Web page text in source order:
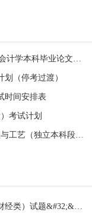
[广东]2022下半年深大自考行政管理、会计学本科毕业论文辅导与报考的通知
（停考过渡）
时间安排表
考试计划
2018年广东石油化工学院自考化学工程与工艺（独立本科段）考试计划
全国2024年4月自学考试经济法概论（财经类）试题&#32;&#32;